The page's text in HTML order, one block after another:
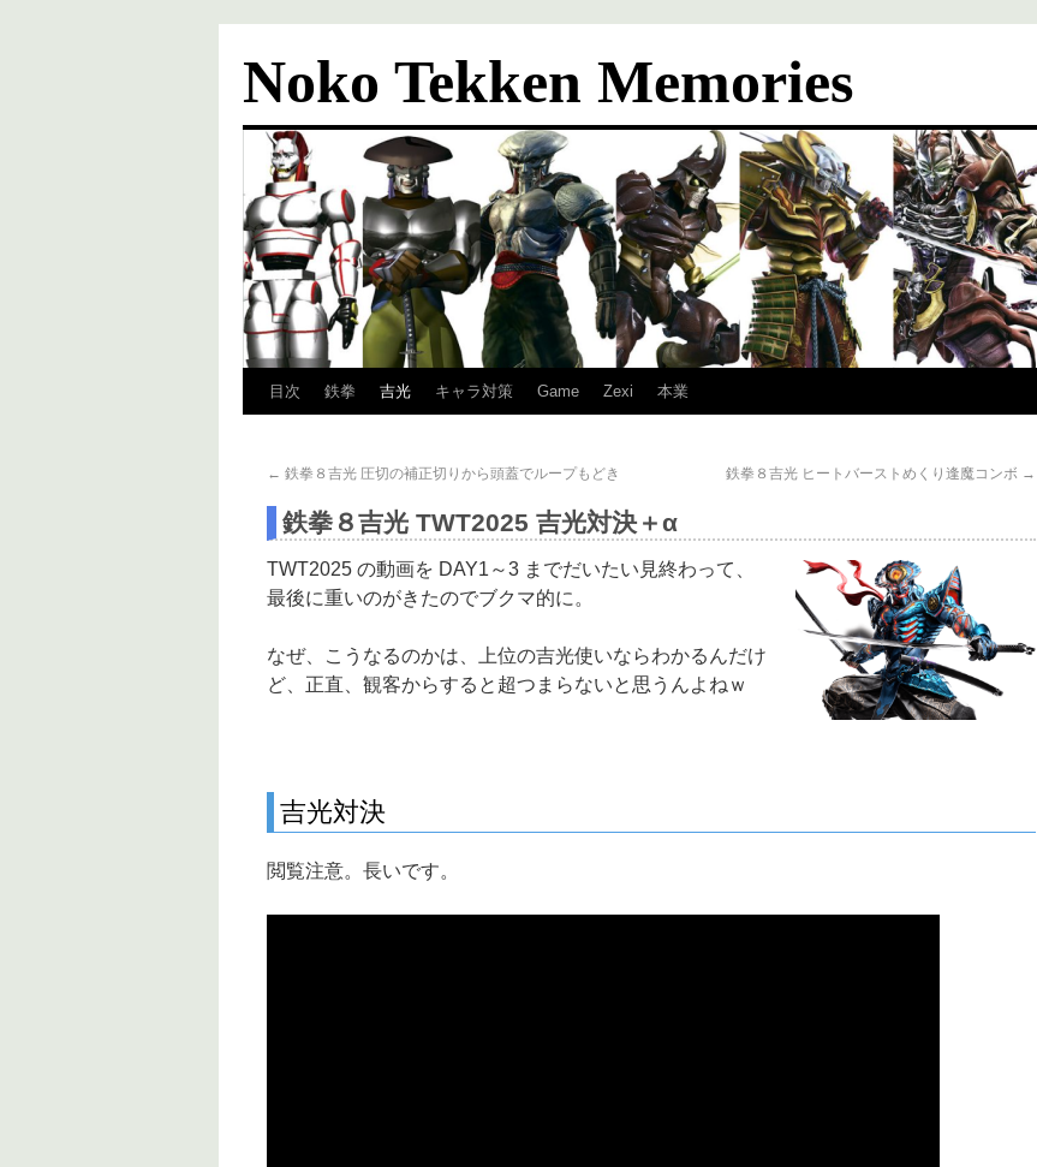
Noko Tekken Memories
目次 鉄拳 吉光 キャラ対策 Game Zexi 本業
← 鉄拳８吉光 圧切の補正切りから頭蓋でループもどき 鉄拳８吉光 ヒートバーストめくり逢魔コンボ →
鉄拳８吉光 TWT2025 吉光対決＋α
TWT2025 の動画を DAY1～3 までだいたい見終わって、
最後に重いのがきたのでブクマ的に。
なぜ、こうなるのかは、上位の吉光使いならわかるんだけ
ど、正直、観客からすると超つまらないと思うんよねｗ
吉光対決
閲覧注意。長いです。